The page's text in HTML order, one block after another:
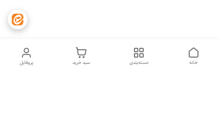
پروفایل سبد خرید دسته‌بندی خانه